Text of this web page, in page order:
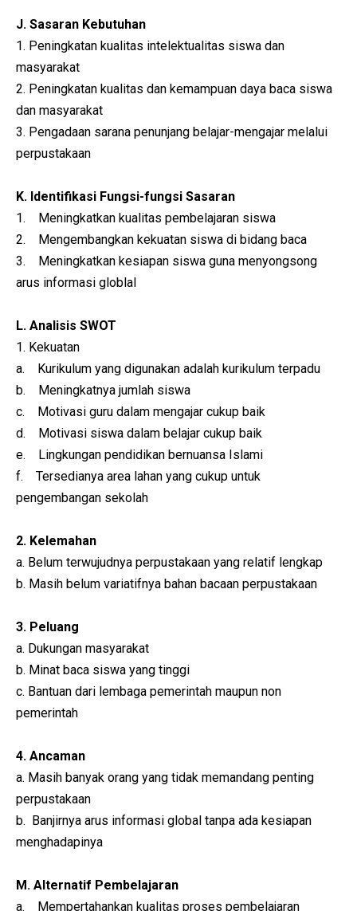
J. Sasaran Kebutuhan
1. Peningkatan kualitas intelektualitas siswa dan
masyarakat
2. Peningkatan kualitas dan kemampuan daya baca siswa
dan masyarakat
3. Pengadaan sarana penunjang belajar-mengajar melalui
perpustakaan
K. Identifikasi Fungsi-fungsi Sasaran
1. Meningkatkan kualitas pembelajaran siswa
2. Mengembangkan kekuatan siswa di bidang baca
3. Meningkatkan kesiapan siswa guna menyongsong
arus informasi globlal
L. Analisis SWOT
1. Kekuatan
a. Kurikulum yang digunakan adalah kurikulum terpadu
b. Meningkatnya jumlah siswa
c. Motivasi guru dalam mengajar cukup baik
d. Motivasi siswa dalam belajar cukup baik
e. Lingkungan pendidikan bernuansa Islami
f. Tersedianya area lahan yang cukup untuk
pengembangan sekolah
2. Kelemahan
a. Belum terwujudnya perpustakaan yang relatif lengkap
b. Masih belum variatifnya bahan bacaan perpustakaan
3. Peluang
a. Dukungan masyarakat
b. Minat baca siswa yang tinggi
c. Bantuan dari lembaga pemerintah maupun non
pemerintah
4. Ancaman
a. Masih banyak orang yang tidak memandang penting
perpustakaan
b. Banjirnya arus informasi global tanpa ada kesiapan
menghadapinya
M. Alternatif Pembelajaran
a. Mempertahankan kualitas proses pembelajaran